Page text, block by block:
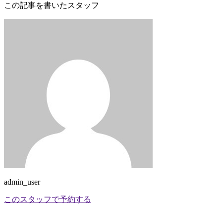
この記事を書いたスタッフ
admin_user
このスタッフで予約する